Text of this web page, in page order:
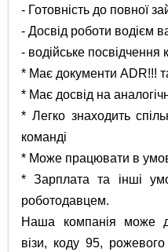
- Готовність до повної
- Досвід роботи водієм
- водійське посвідчення
* Має документи ADR!!!
* Має досвід на
* Легко знаходить
команді
* Може працювати в
* Зарплата та інші
роботодавцем.
Наша компанія може
візи, коду 95,